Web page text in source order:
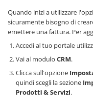
Quando inizi a utilizzare
sicuramente bisogno di
emettere una fattura. Per
Accedi al tuo portale
Vai al modulo CRM.
Clicca sull'opzione
quindi scegli la sezione
Prodotti & Servizi.